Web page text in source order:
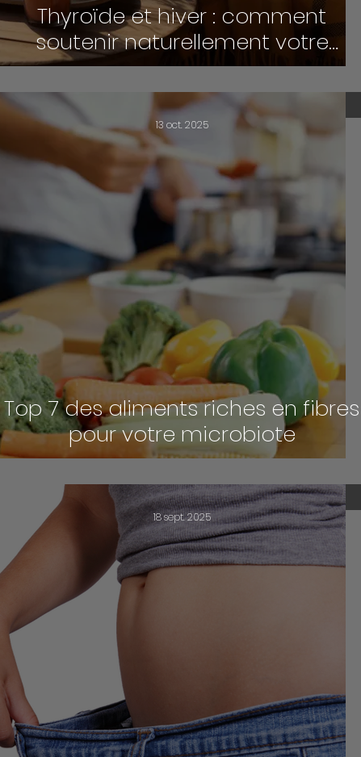
Thyroïde et hiver : comment
soutenir naturellement votre
énergie
13 oct. 2025
Top 7 des aliments riches en fibres
pour votre microbiote
18 sept. 2025